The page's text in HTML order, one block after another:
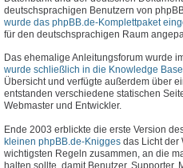
deutschsprachigen Benutzern von
wurde das phpBB.de-Komplettpaket
für den deutschsprachigen Raum
Das ehemalige Anleitungsforum wurde
wurde schließlich in die Knowledge
Übersicht und verfügte außerdem über
entstanden verschiedene statischen
Webmaster und Entwickler.
Ende 2003 erblickte die erste Version
kleinen phpBB.de-Knigges das Licht der
wichtigsten Regeln zusammen, an die
halten sollte, damit Benutzer, Supporter,